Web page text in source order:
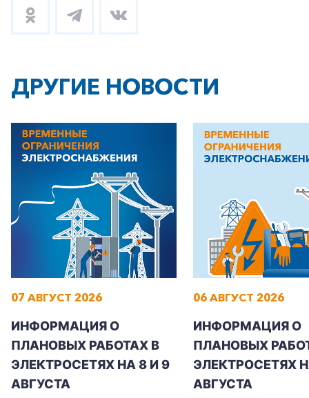
+7-800-700-24-57
Заказать обратный звонок
Частным клиентам
Корпоративным клиентам
ДРУГИЕ НОВОСТИ
07 АВГУСТ 2026
ИНФОРМАЦИЯ О
ПЛАНОВЫХ РАБОТАХ В
ЭЛЕКТРОСЕТЯХ НА 8 И 9
АВГУСТА
06 АВГУСТ 2026
ИНФОРМАЦИЯ О
ПЛАНОВЫХ
ЭЛЕКТРОСЕТЯХ
АВГУСТА